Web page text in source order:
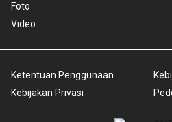
Foto
Video
Ketentuan Penggunaan
Kebijakan Privasi